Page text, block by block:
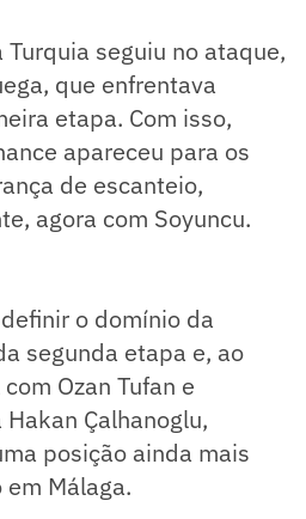
seguiu no ataque,
que enfrentava
etapa. Com isso,
apareceu para os
de escanteio,
agora com Soyuncu.
o domínio da
segunda etapa e, ao
Ozan Tufan e
Çalhanoglu,
posição ainda mais
Málaga.